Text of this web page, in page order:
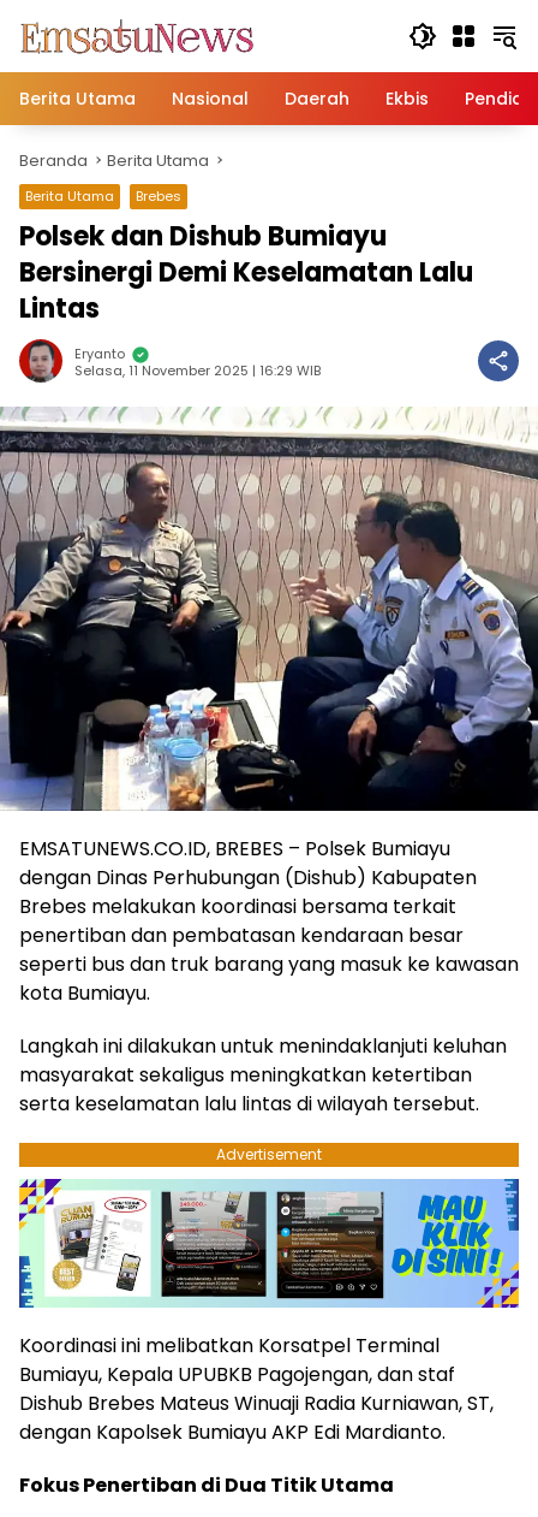
konten
Berita Utama
Nasional Daerah Ekbis
Beranda Berita Utama
Berita Utama Brebes
Polsek dan Dishub Bumiayu
Bersinergi Demi Keselamatan Lalu
Lintas
Eryanto
Selasa, 11 November 2025 | 16:29 WIB
EMSATUNEWS.CO.ID, BREBES – Polsek Bumiayu
dengan Dinas Perhubungan (Dishub) Kabupaten
Brebes melakukan koordinasi bersama terkait
penertiban dan pembatasan kendaraan besar
seperti bus dan truk barang yang masuk ke kawasan
kota Bumiayu.
Langkah ini dilakukan untuk menindaklanjuti keluhan
masyarakat sekaligus meningkatkan ketertiban
serta keselamatan lalu lintas di wilayah tersebut.
Advertisement
Koordinasi ini melibatkan Korsatpel Terminal
Bumiayu, Kepala UPUBKB Pagojengan, dan staf
Dishub Brebes Mateus Winuaji Radia Kurniawan, ST,
dengan Kapolsek Bumiayu AKP Edi Mardianto.
Fokus Penertiban di Dua Titik Utama